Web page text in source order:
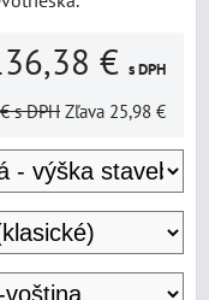
€ s DPH
s DPH Zľava 25,98 €